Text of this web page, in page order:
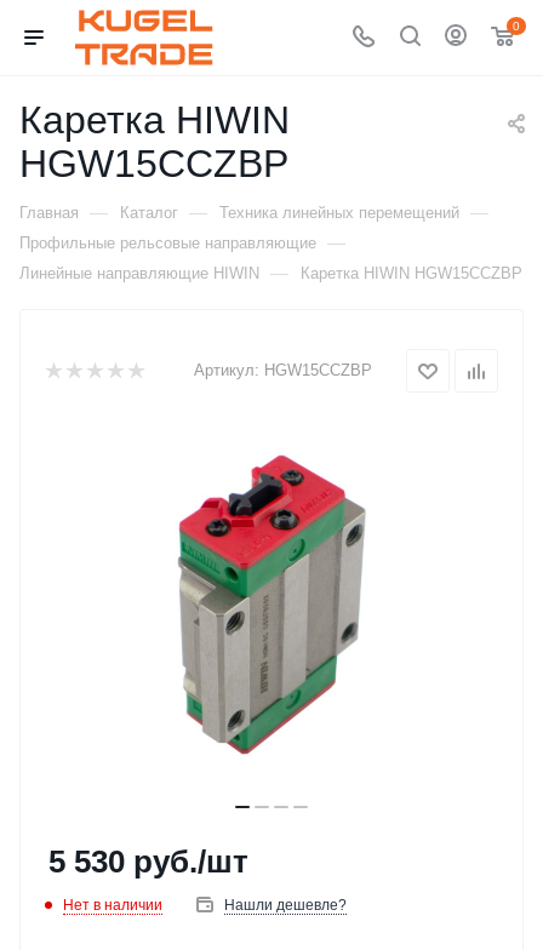
0
Каретка HIWIN
HGW15CCZBP
Главная — Каталог — Техника линейных перемещений —
Профильные рельсовые направляющие —
Линейные направляющие HIWIN — Каретка HIWIN HGW15CCZBP
Артикул: HGW15CCZBP
5 530 руб./шт
Нет в наличии Нашли дешевле?